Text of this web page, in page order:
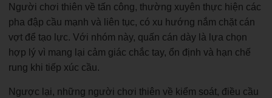
Người chơi thiên về tấn công, thường xuyên thực hiện các
pha đập cầu mạnh và liên tục, có xu hướng nắm chặt cán
vợt để tạo lực. Với nhóm này, quấn cán dày là lựa chọn
hợp lý vì mang lại cảm giác chắc tay, ổn định và hạn chế
rung khi tiếp xúc cầu.
Ngược lại, những người chơi thiên về kiểm soát, điều cầu